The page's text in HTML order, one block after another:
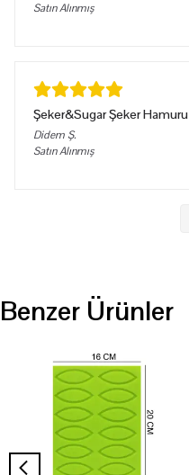
Satın Alınmış
Şeker&Sugar Şeker Hamuru
Didem Ş.
Satın Alınmış
Benzer Ürünler